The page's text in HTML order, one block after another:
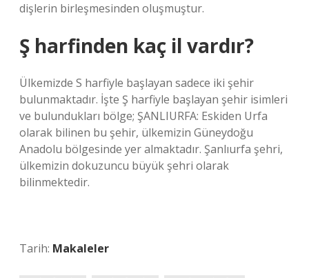
dişlerin birleşmesinden oluşmuştur.
Ş harfinden kaç il vardır?
Ülkemizde S harfiyle başlayan sadece iki şehir
bulunmaktadır. İşte Ş harfiyle başlayan şehir isimleri
ve bulundukları bölge; ŞANLIURFA: Eskiden Urfa
olarak bilinen bu şehir, ülkemizin Güneydoğu
Anadolu bölgesinde yer almaktadır. Şanlıurfa şehri,
ülkemizin dokuzuncu büyük şehri olarak
bilinmektedir.
Tarih: Makaleler